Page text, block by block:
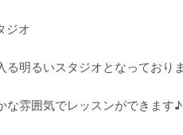
ジオ
明るいスタジオとなっておりま
な雰囲気でレッスンができます♪